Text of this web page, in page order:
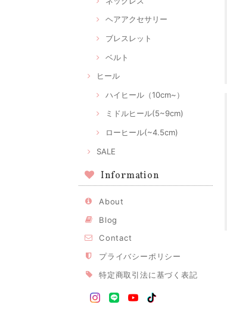
ヘアアクセサリー
ブレスレット
ベルト
ヒール
ハイヒール（10cm~）
ミドルヒール(5~9cm)
ローヒール(~4.5cm)
SALE
Information
About
Blog
Contact
プライバシーポリシー
特定商取引法に基づく表記